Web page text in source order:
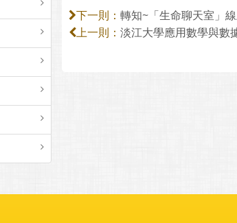
下一則： 轉知~「生命聊天室」
上一則： 淡江大學應用數學與數